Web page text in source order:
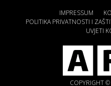
IMPRESSUM
POLITIKA PRIVATNOSTI I
UVJETI
COPYRIGHT